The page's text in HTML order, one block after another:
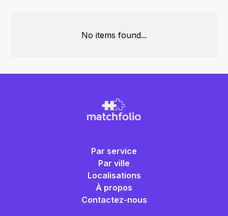
No items found...
Par service
Par ville
Localisations
À propos
Contactez-nous